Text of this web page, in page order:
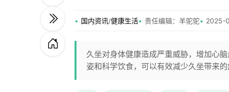
国内资讯/健康生活 责任编辑：羊驼驼 2025-
久坐对身体健康造成严重威胁，增加心
姿和科学饮食，可以有效减少久坐带来的